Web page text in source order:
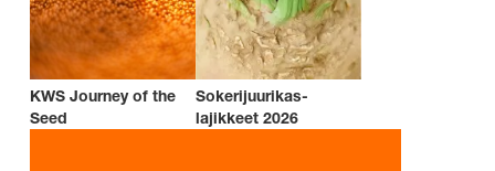
KWS Journey of the
Seed
Sokerijuurikas-
lajikkeet 2026